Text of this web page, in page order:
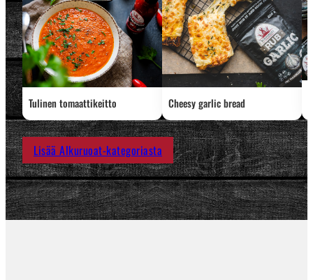
Tulinen tomaattikeitto Cheesy garlic bread
Lisää Alkuruoat-kategoriasta